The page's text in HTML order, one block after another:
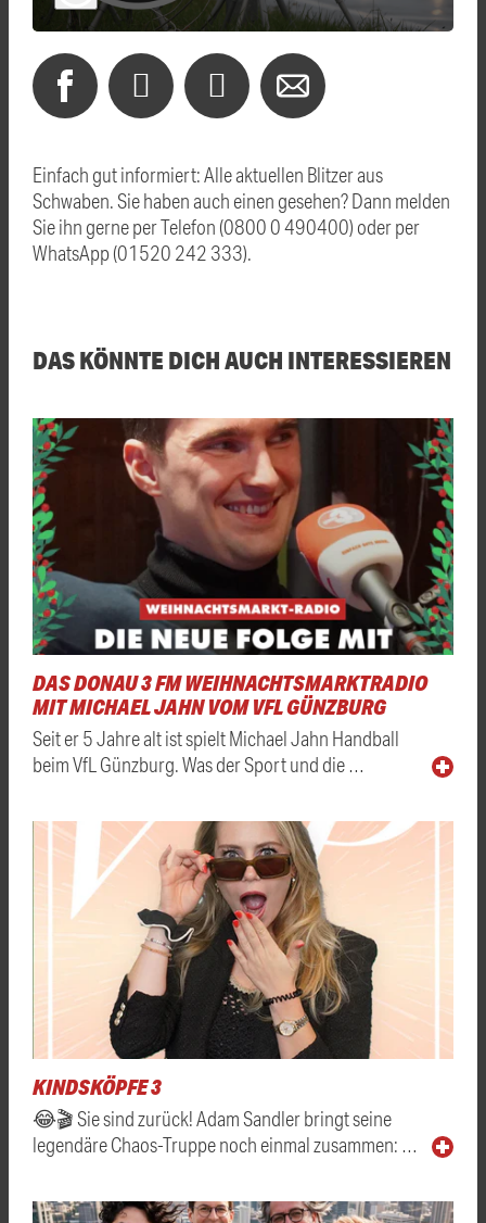
Einfach gut informiert: Alle aktuellen Blitzer aus
Schwaben. Sie haben auch einen gesehen? Dann melden
Sie ihn gerne per Telefon (0800 0 490400) oder per
WhatsApp (01520 242 333).
DAS KÖNNTE DICH AUCH INTERESSIEREN
DAS DONAU 3 FM WEIHNACHTSMARKTRADIO
MIT MICHAEL JAHN VOM VFL GÜNZBURG
Seit er 5 Jahre alt ist spielt Michael Jahn Handball
beim VfL Günzburg. Was der Sport und die …
KINDSKÖPFE 3
😂🎬 Sie sind zurück! Adam Sandler bringt seine
legendäre Chaos-Truppe noch einmal zusammen: …